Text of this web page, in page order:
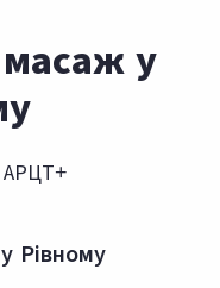
у
АРЦТ+
Рівному